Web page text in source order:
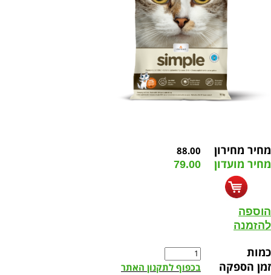
מחיר מחירון 88.00
מחיר מועדון 79.00
הוספה
להזמנה
כמות
זמן הספקה
בכפוף לתקנון האתר